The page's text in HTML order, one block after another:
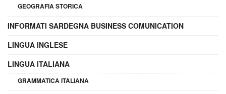
GEOGRAFIA STORICA
INFORMATI SARDEGNA BUSINESS COMUNICATION
LINGUA INGLESE
LINGUA ITALIANA
GRAMMATICA ITALIANA